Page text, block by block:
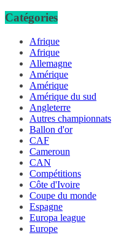
Catégories
Afrique
Afrique
Allemagne
Amérique
Amérique
Amérique du sud
Angleterre
Autres championnats
Ballon d'or
CAF
Cameroun
CAN
Compétitions
Côte d'Ivoire
Coupe du monde
Espagne
Europa league
Europe